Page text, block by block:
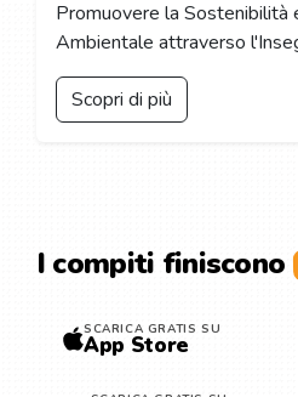
Promuovere la Sostenibilità
Ambientale attraverso
Scopri di più
I compiti finiscono
SCARICA GRATIS SU
App Store